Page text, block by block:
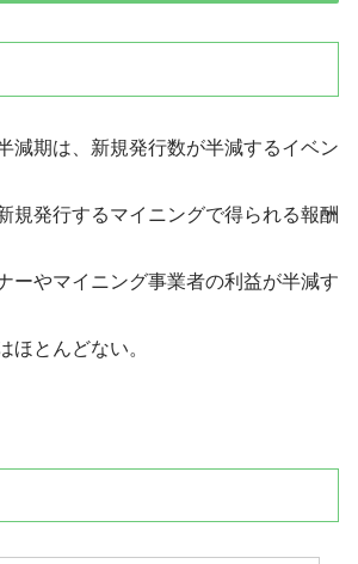
減期は、新規発行数が半減するイベン
規発行するマイニングで得られる報酬
ーやマイニング事業者の利益が半減す
ほとんどない。